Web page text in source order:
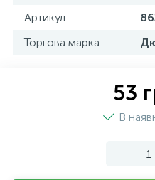
Артикул
Торгова марка
53
В
-